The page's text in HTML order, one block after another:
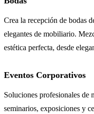
Crea la recepción de bodas
elegantes de mobiliario.
estética perfecta, desde
Eventos Corporativos
Soluciones profesionales de
seminarios, exposiciones y